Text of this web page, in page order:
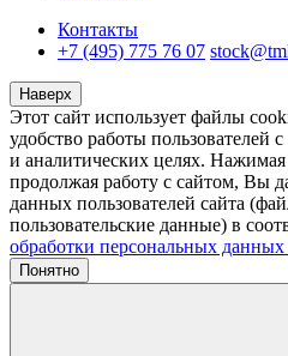
Контакты
+7 (495) 775 76 07
Наверх
Этот сайт использует файлы
удобство работы пользователей
и аналитических целях.
продолжая работу с сайтом, Вы
данных пользователей сайта
пользовательские данные) в
обработки персональных данных
Понятно